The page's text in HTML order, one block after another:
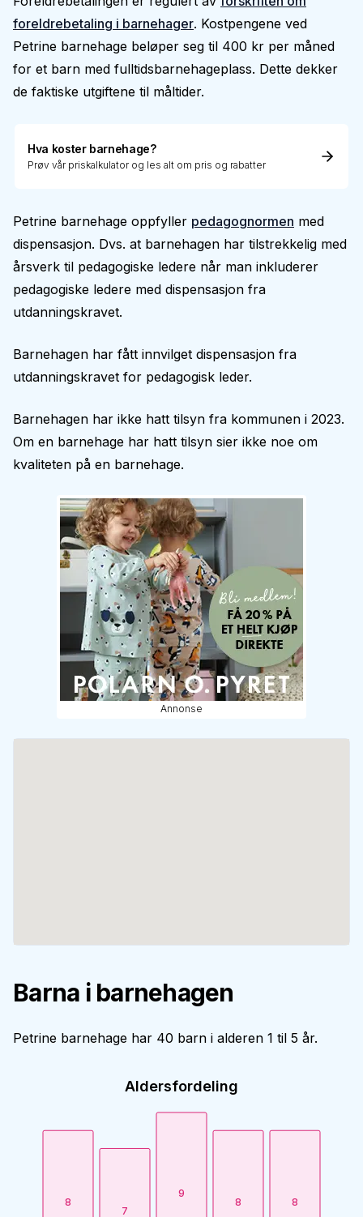
foreldrebetaling i barnehager. Kostpengene ved
Petrine barnehage beløper seg til 400 kr per måned
for et barn med fulltidsbarnehageplass. Dette dekker
de faktiske utgiftene til måltider.
Hva koster barnehage?
Prøv vår priskalkulator og les alt om pris og rabatter
Petrine barnehage oppfyller pedagognormen med
dispensasjon. Dvs. at barnehagen har tilstrekkelig med
årsverk til pedagogiske ledere når man inkluderer
pedagogiske ledere med dispensasjon fra
utdanningskravet.
Barnehagen har fått innvilget dispensasjon fra
utdanningskravet for pedagogisk leder.
Barnehagen har ikke hatt tilsyn fra kommunen i 2023.
Om en barnehage har hatt tilsyn sier ikke noe om
kvaliteten på en barnehage.
Annonse
Barna i barnehagen
Petrine barnehage har 40 barn i alderen 1 til 5 år.
Aldersfordeling
8
7
9
8 8